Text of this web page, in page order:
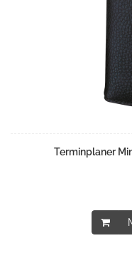
Terminplaner